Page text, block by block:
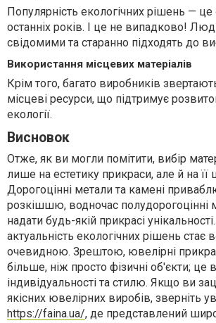
Популярність екологічних рішень —
останніх років. І це не випадково!
свідомими та старанно підходять до
Використання місцевих матеріалів
Крім того, багато виробників
місцеві ресурси, що підтримує
екології.
Висновок
Отже, як ви могли помітити, вибір
лише на естетику прикраси, але й на її
Дорогоцінні метали та камені
розкішшю, водночас полудорогоцінні
надати будь-якій прикрасі
актуальність екологічних рішень стає
очевидною. Зрештою, ювелірні
більше, ніж просто фізичні об'єкти; це
індивідуальності та стилю. Якщо ви
якісних ювелірних виробів, зверніть
https://faina.ua/, де представлений